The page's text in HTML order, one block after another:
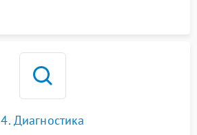
4. Диагностика